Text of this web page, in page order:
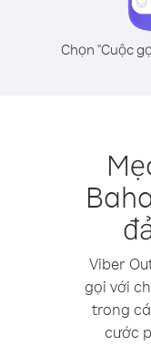
Chọn "Cuộc
Viber
gọi với
trong
cước